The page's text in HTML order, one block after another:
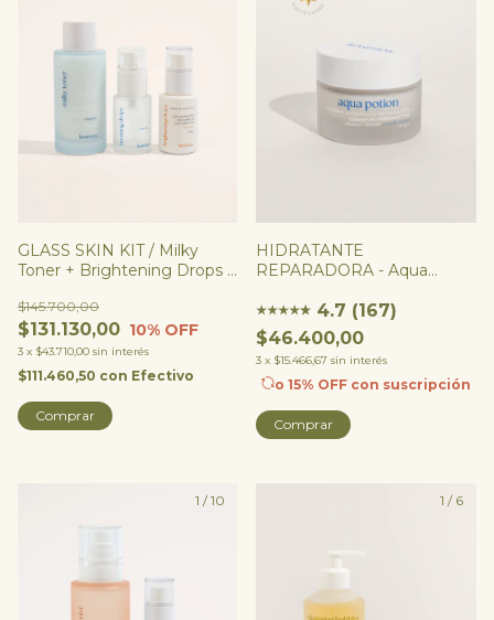
GLASS SKIN KIT / Milky
Toner + Brightening Drops +
$131.130,00
$145.700,00
10% OFF
3 x $43.710,00 sin interés
$111.460,50 con Efectivo
HIDRATANTE
REPARADORA - Aqua
★★★★★
★ 4.7 (167)
$46.400,00
3 x $15.466,67 sin interés
o 15% OFF con suscripción
Comprar
1 /10 1 / 6